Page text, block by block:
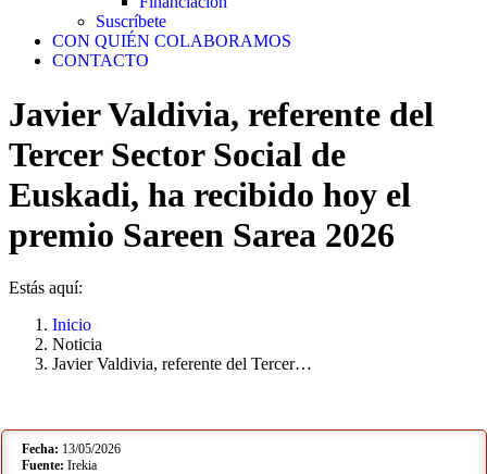
Suscríbete
CON QUIÉN COLABORAMOS
CONTACTO
Javier Valdivia, referente del
Tercer Sector Social de
Euskadi, ha recibido hoy el
premio Sareen Sarea 2026
Estás aquí:
Inicio
Noticia
Javier Valdivia, referente del Tercer…
Fecha: 13/05/2026
Fuente: Irekia